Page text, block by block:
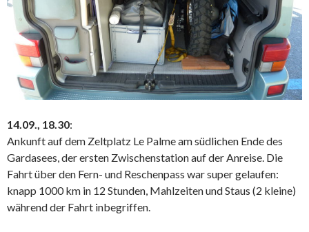
14.09., 18.30:
Ankunft auf dem Zeltplatz Le Palme am südlichen Ende des
Gardasees, der ersten Zwischenstation auf der Anreise. Die
Fahrt über den Fern- und Reschenpass war super gelaufen:
knapp 1000 km in 12 Stunden, Mahlzeiten und Staus (2 kleine)
während der Fahrt inbegriffen.